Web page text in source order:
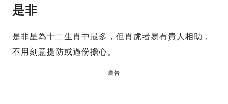
是非
是非星為十二生肖中最多，但肖虎者易有貴人相助，
不用刻意提防或過份擔心。
廣告